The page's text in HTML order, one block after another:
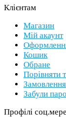
Клієнтам
Магазин
Мій акаунт
Кошик
Обране
Порівняти
Замовлення
Забули
Профілі